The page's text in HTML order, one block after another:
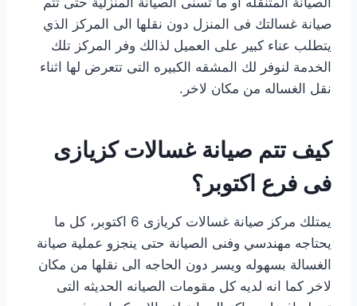
صيانة غسالتك فى المنزل دون نقلها الى المركز الذي
يتطلب عناء كبير على العميل لذالك وفر المركز تلك
الخدمة لنوفر لك المشقه الكبيره التى تتعرض لها اثناء
نقل الغساله من مكان لاخر.
كيف تتم صيانة غسالات كزيازى
فى فرع اكتوبر؟
يمتلك مركز صيانة غسالات كريازى 6 اكتوبر، كل ما
يحتاجه مهندسي وفنى الصيانة حتى ينجزو عملية صيانة
الغسالة بسهوله ويسر دون الحاجه الى نقلها من مكان
لاخر كما انه لديه كل مقومات الصيانه الحديثه التى